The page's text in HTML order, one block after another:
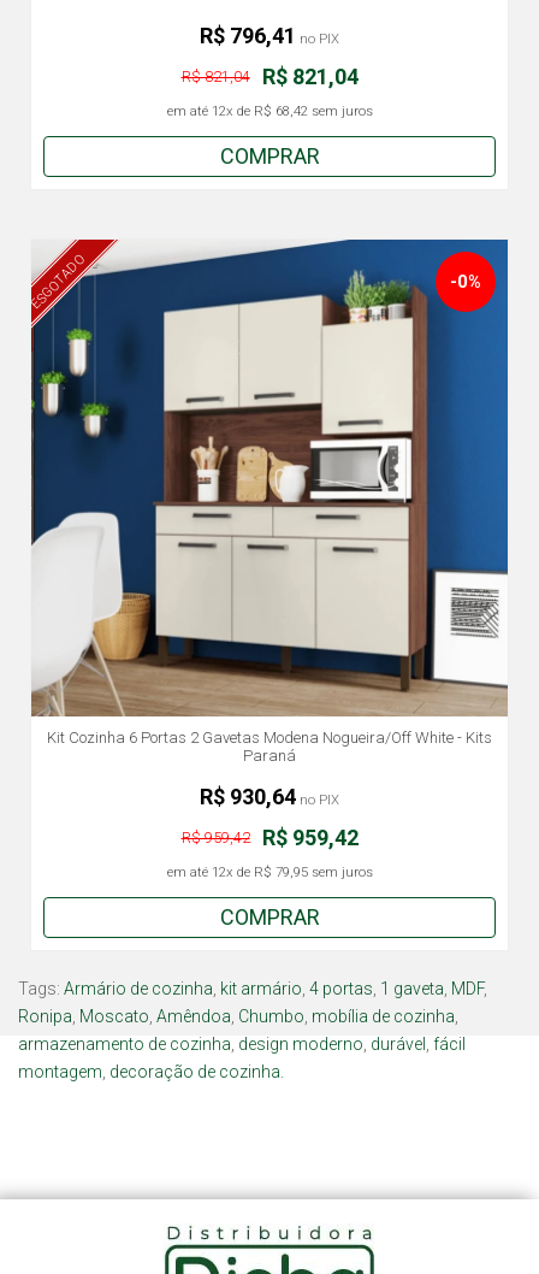
R$ 821,04
R$ 821,04
em até 12x de R$ 68,42sem juros
R$ 796,41 no PIX
COMPRAR
ESGOTADO
Kit Cozinha 6 Portas 2 Gavetas Modena Nogueira/Off White - Kits
Paraná
-0%
R$ 959,42
R$ 959,42
em até 12x de R$ 79,95sem juros
R$ 930,64 no PIX
COMPRAR
Tags: Armário de cozinha kit armário 4 portas 1 gaveta MDF,
Ronipa Moscato Amêndoa Chumbo mobília de cozinha
armazenamento de cozinha design moderno durável fácil
montagem decoração de cozinha.